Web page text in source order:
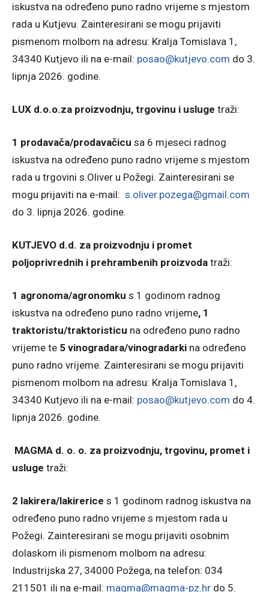
iskustva na određeno puno radno vrijeme s mjestom
rada u Kutjevu. Zainteresirani se mogu prijaviti
pismenom molbom na adresu: Kralja Tomislava 1,
34340 Kutjevo ili na e-mail: posao@kutjevo.com do 3.
lipnja 2026. godine.
LUX d.o.o.za proizvodnju, trgovinu i usluge traži:
1 prodavača/prodavačicu sa 6 mjeseci radnog
iskustva na određeno puno radno vrijeme s mjestom
rada u trgovini s.Oliver u Požegi. Zainteresirani se
mogu prijaviti na e-mail: s.oliver.pozega@gmail.com
do 3. lipnja 2026. godine.
KUTJEVO d.d. za proizvodnju i promet
poljoprivrednih i prehrambenih proizvoda traži:
1 agronoma/agronomku s 1 godinom radnog
iskustva na određeno puno radno vrijeme, 1
traktoristu/traktoristicu na određeno puno radno
vrijeme te 5 vinogradara/vinogradarki na određeno
puno radno vrijeme. Zainteresirani se mogu prijaviti
pismenom molbom na adresu: Kralja Tomislava 1,
34340 Kutjevo ili na e-mail: posao@kutjevo.com do 4.
lipnja 2026. godine.
MAGMA d. o. o. za proizvodnju, trgovinu, promet i
usluge traži:
2 lakirera/lakirerice s 1 godinom radnog iskustva na
određeno puno radno vrijeme s mjestom rada u
Požegi. Zainteresirani se mogu prijaviti osobnim
dolaskom ili pismenom molbom na adresu:
Industrijska 27, 34000 Požega, na telefon: 034
211501 ili na e-mail: magma@magma-pz.hr do 5.